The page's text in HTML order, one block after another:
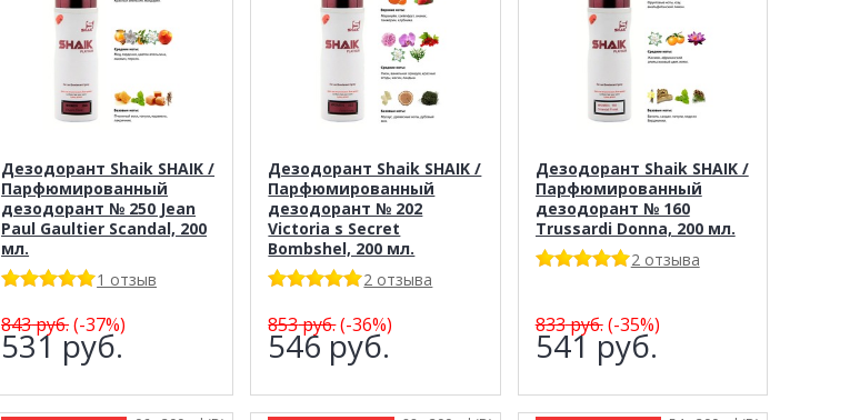
Дезодорант Shaik SHAIK /
Парфюмированный
дезодорант № 250 Jean
Paul Gaultier Scandal, 200
мл.
1 отзыв
843руб.(-37%)
531 руб.
Дезодорант Shaik SHAIK /
Парфюмированный
дезодорант № 202
Victoria s Secret
Bombshel, 200 мл.
2 отзыва
853руб.(-36%)
546 руб.
Дезодорант Shaik SHAIK /
Парфюмированный
дезодорант № 160
Trussardi Donna, 200 мл.
2 отзыва
833руб.(-35%)
541 руб.